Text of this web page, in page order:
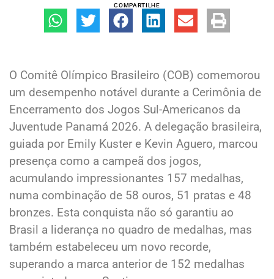
COMPARTILHE
O Comitê Olímpico Brasileiro (COB) comemorou
um desempenho notável durante a Cerimônia de
Encerramento dos Jogos Sul-Americanos da
Juventude Panamá 2026. A delegação brasileira,
guiada por Emily Kuster e Kevin Aguero, marcou
presença como a campeã dos jogos,
acumulando impressionantes 157 medalhas,
numa combinação de 58 ouros, 51 pratas e 48
bronzes. Esta conquista não só garantiu ao
Brasil a liderança no quadro de medalhas, mas
também estabeleceu um novo recorde,
superando a marca anterior de 152 medalhas